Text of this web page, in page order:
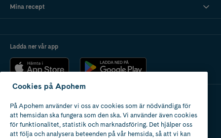
Mina recept
Ladda ner vår app
Apotek med tillstånd
av Läkemedelsverket
Cookies på Apohem
På Apohem använder vi oss av cookies som är nödvändiga för
att hemsidan ska fungera som den ska. Vi använder även cookies
för funktionalitet, statistik och marknadsföring. Det hjälper oss
att följa och analysera beteenden på vår hemsida, så att vi kan